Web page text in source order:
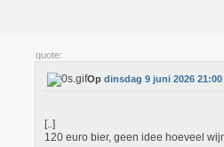
quote:
Op dinsdag 9 juni 2026 21:00
[..]
120 euro bier, geen idee hoeveel